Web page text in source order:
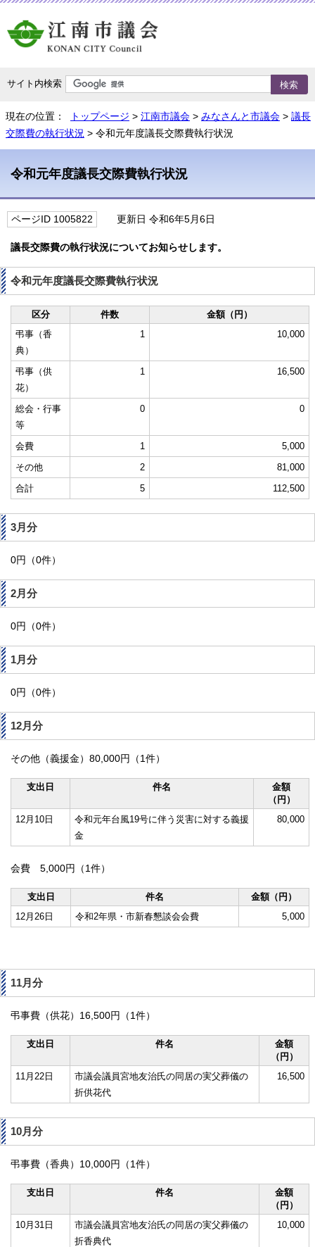
サイト内検索
現在の位置： トップページ > 江南市議会 > みなさんと市議会 > 議長
交際費の執行状況 > 令和元年度議長交際費執行状況
令和元年度議長交際費執行状況
ページID 1005822 更新日 令和6年5月6日
議長交際費の執行状況についてお知らせします。
令和元年度議長交際費執行状況
区分 件数
金額（円）
弔事（香
典）
1 10,000
弔事（供
花）
1 16,500
総会・行事
等
0 0
会費 1
5,000
その他
2
81,000
合計
5 112,500
3月分
0円（0件）
2月分
0円（0件）
1月分
0円（0件）
12月分
その他（義援金）80,000円（1件）
支出日 件名
金額
（円）
12月10日
令和元年台風19号に伴う災害に対する義援
金
80,000
会費 5,000円（1件）
支出日 件名
金額（円）
12月26日
令和2年県・市新春懇談会会費 5,000
11月分
弔事費（供花）16,500円（1件）
支出日 件名
金額
（円）
11月22日
市議会議員宮地友治氏の同居の実父葬儀の
折供花代
16,500
10月分
弔事費（香典）10,000円（1件）
支出日 件名
金額
（円）
10月31日
市議会議員宮地友治氏の同居の実父葬儀の
折香典代
10,000